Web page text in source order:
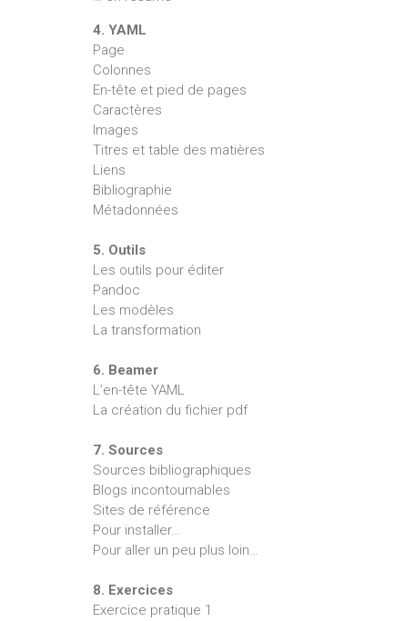
4. YAML
Page
Colonnes
En-tête et pied de pages
Caractères
Images
Titres et table des matières
Liens
Bibliographie
Métadonnées
5. Outils
Les outils pour éditer
Pandoc
Les modèles
La transformation
6. Beamer
L’en-tête YAML
La création du fichier pdf
7. Sources
Sources bibliographiques
Blogs incontournables
Sites de référence
Pour installer…
Pour aller un peu plus loin…
8. Exercices
Exercice pratique 1